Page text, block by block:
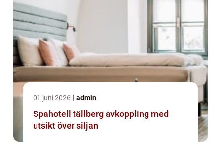
01 juni 2026 admin
Spahotell tällberg avkoppling med
utsikt över siljan